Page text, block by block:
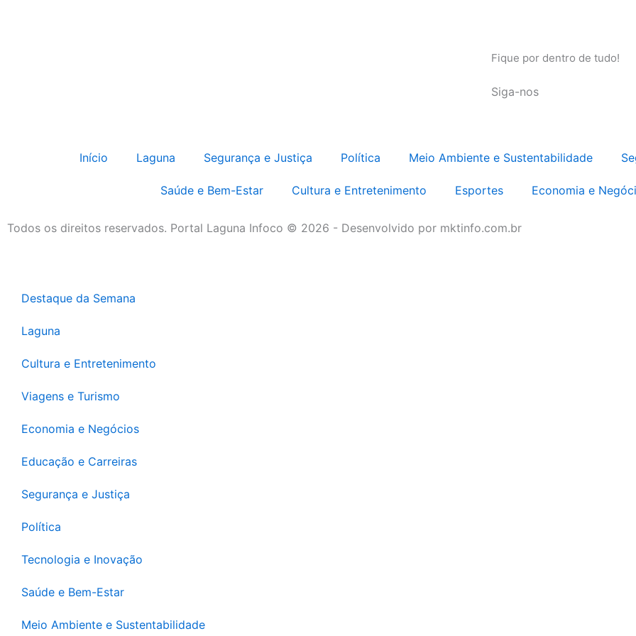
Fique por dentro de tudo!
Siga-nos
Início Laguna Segurança e Justiça Política Meio Ambiente e Sustentabilidade
Saúde e Bem-Estar Cultura e Entretenimento Esportes Economia e
Todos os direitos reservados. Portal Laguna Infoco © 2026 - Desenvolvido por mktinfo.com.br
Destaque da Semana
Laguna
Cultura e Entretenimento
Viagens e Turismo
Economia e Negócios
Educação e Carreiras
Segurança e Justiça
Política
Tecnologia e Inovação
Saúde e Bem-Estar
Meio Ambiente e Sustentabilidade